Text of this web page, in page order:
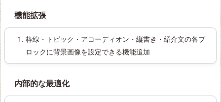
機能拡張
枠線・トピック・アコーディオン・縦書き・紹介文の各ブ
ロックに背景画像を設定できる機能追加
内部的な最適化